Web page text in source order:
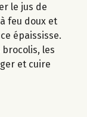
le jus de
feu doux et
épaississe.
les
et cuire